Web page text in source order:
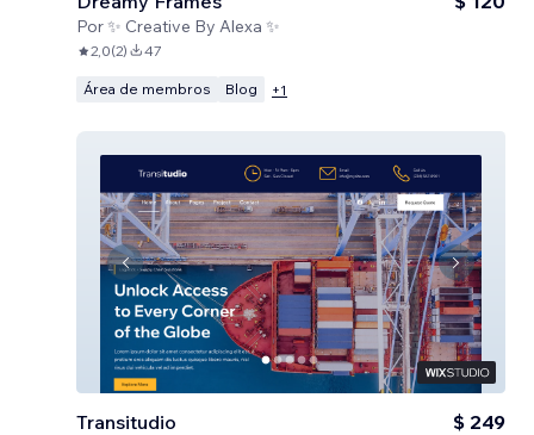
Por✨ Creative By Alexa ✨
2,0(2) 47
Área de membros Blog +1
Transitudio $ 249